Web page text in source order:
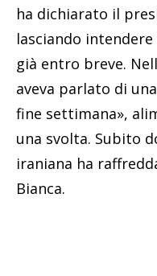
ha dichiarato il
lasciando intendere
già entro breve.
aveva parlato di
fine settimana»,
una svolta. Subito
iraniana ha
Bianca.